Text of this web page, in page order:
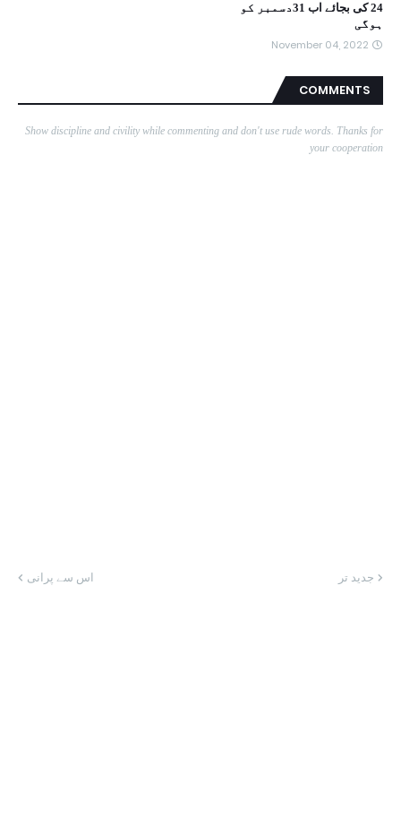
24 کی بجائے اب 31دسمبر کو
ہوگی
November 04, 2022
COMMENTS
Show discipline and civility while commenting and don't use rude words. Thanks for
your cooperation
جدید تر اس سے پرانی